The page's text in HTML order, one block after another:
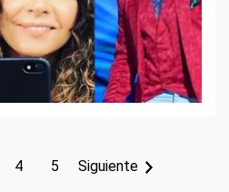
4 5 Siguiente